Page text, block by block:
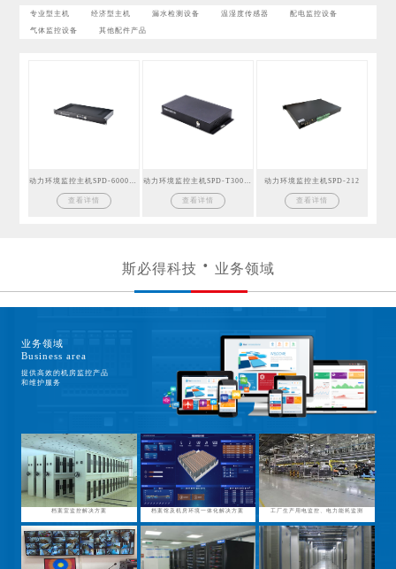
专业型主机 经济型主机 漏水检测设备 温湿度传感器 配电监控设备
气体监控设备 其他配件产品
查看详情 查看详情
动力环境监控主机SPD-212
查看详情
斯必得科技 业务领域
业务领域
Business area
提供高效的机房监控产品
和维护服务
档案室监控解决方案 档案馆及机房环境一体化解决方案 工厂生产用电监控、电力能耗监测